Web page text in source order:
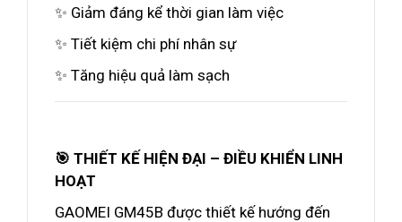
✨ Giảm đáng kể thời gian làm việc
✨ Tiết kiệm chi phí nhân sự
✨ Tăng hiệu quả làm sạch
🎯 THIẾT KẾ HIỆN ĐẠI – ĐIỀU KHIỂN LINH
HOẠT
GAOMEI GM45B được thiết kế hướng đến